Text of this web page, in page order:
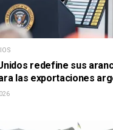
redefine sus
las exportaciones